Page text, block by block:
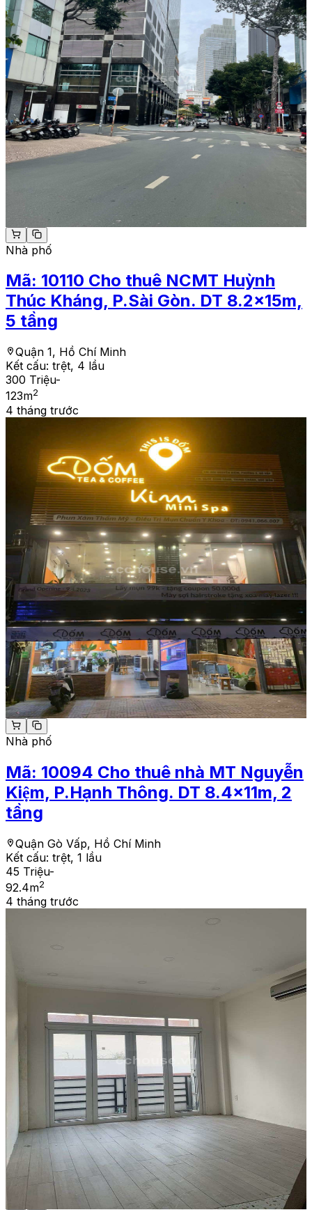
Nhà phố
Mã: 10110 Cho thuê NCMT Huỳnh
Thúc Kháng, P.Sài Gòn. DT 8.2x15m,
5 tầng
Quận 1, Hồ Chí Minh
Kết cấu: trệt, 4 lầu
300 Triệu-
123m2
4 tháng trước
Nhà phố
Mã: 10094 Cho thuê nhà MT Nguyễn
Kiệm, P.Hạnh Thông. DT 8.4x11m, 2
tầng
Quận Gò Vấp, Hồ Chí Minh
Kết cấu: trệt, 1 lầu
45 Triệu-
92.4m2
4 tháng trước